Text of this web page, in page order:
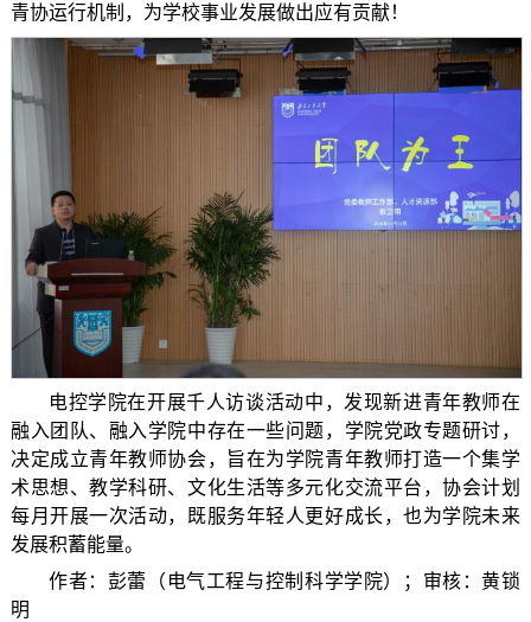
青协运行机制，为学校事业发展做出应有贡献！
电控学院在开展千人访谈活动中，发现新进青年教师在
融入团队、融入学院中存在一些问题，学院党政专题研讨，
决定成立青年教师协会，旨在为学院青年教师打造一个集学
术思想、教学科研、文化生活等多元化交流平台，协会计划
每月开展一次活动，既服务年轻人更好成长，也为学院未来
发展积蓄能量。
作者：彭蕾（电气工程与控制科学学院）；审核：黄锁
明